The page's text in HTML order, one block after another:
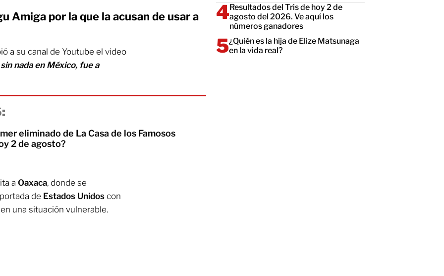
Amiga por la que la acusan de usar a
a su canal de Youtube el video
nada en México, fue a
eliminado de La Casa de los Famosos
2 de agosto?
a Oaxaca, donde se
de Estados Unidos con
una situación vulnerable.
Resultados del Tris de hoy 2 de
agosto del 2026. Ve aquí los
números ganadores
¿Quién es la hija de Elize Matsunaga
en la vida real?